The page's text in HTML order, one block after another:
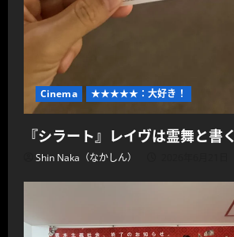
Cinema ★★★★★：大好き！
『シラート』レイヴは霊舞と書く
Shin Naka（なかしん）